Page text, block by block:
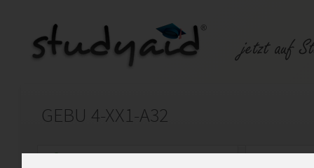
GEBU 4-XX1-A32
Auf StudyAid.de verkaufen